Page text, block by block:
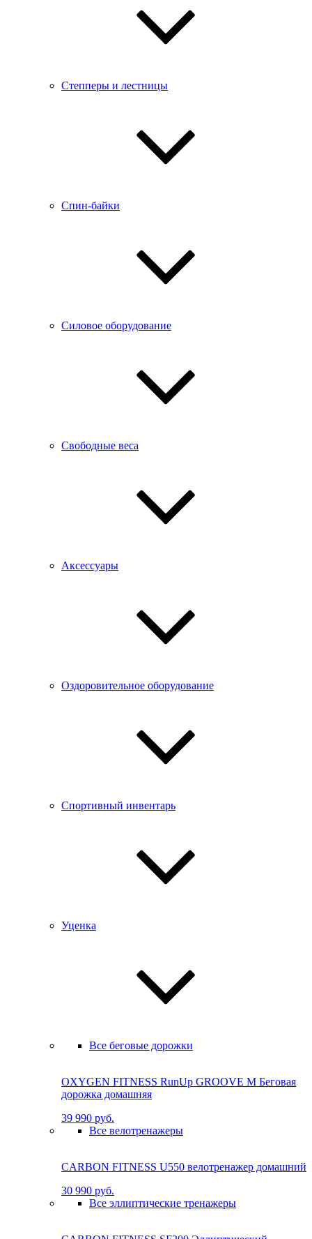
Степперы и лестницы
Спин-байки
Силовое оборудование
Свободные веса
Аксессуары
Оздоровительное оборудование
Спортивный инвентарь
Уценка
Все беговые дорожки
OXYGEN FITNESS RunUp GROOVE M Бе­го­вая
до­рож­ка до­маш­няя
39 990 руб.
Все велотренажеры
CARBON FITNESS U550 велотренажер домашний
30 990 руб.
Все эллиптические тренажеры